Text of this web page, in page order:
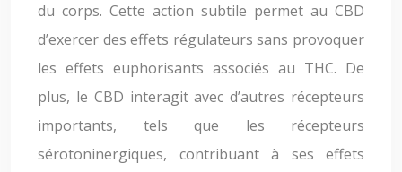
du corps. Cette action subtile permet au CBD
d’exercer des effets régulateurs sans provoquer
les effets euphorisants associés au THC. De
plus, le CBD interagit avec d’autres récepteurs
importants, tels que les récepteurs
sérotoninergiques, contribuant à ses effets